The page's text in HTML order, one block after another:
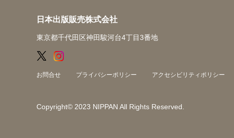
日本出版販売株式会社
東京都千代田区神田駿河台4丁目3番地
お問合せ プライバシーポリシー アクセシビリティポリシー
Copyright© 2023 NIPPAN All Rights Reserved.